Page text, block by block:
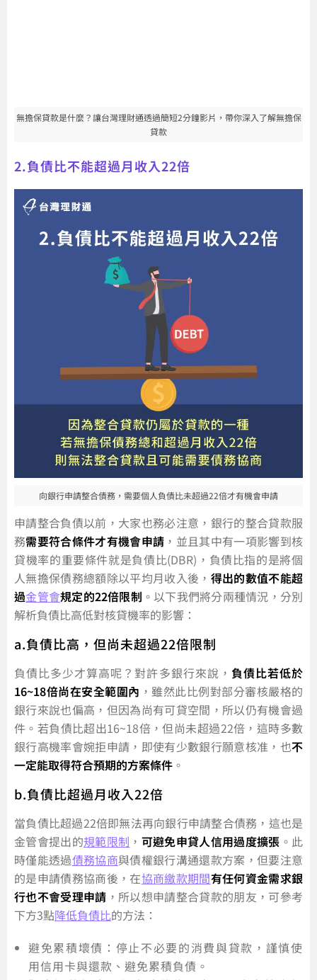
無擔保貸款是什麼？讓台灣理財通透過簡短2分鐘影片，帶你深入了解無擔保
貸款
2.負債比不能超過月收入22倍
向銀行申請整合債務，需要個人負債比未超過22倍才有機會申請
申請整合負債以前，大家也務必注意，銀行的整合貸款服
務需要符合條件才有機會申請 ，並且其中有一項影響到核
貸機率的重要條件就是負債比(DBR)，負債比指的是將個
人無擔保債務總額除以平均月收入後， 得出的數值不能超
過金管會規定的22倍限制 。以下我們將分兩種情況，分別
解析負債比高低對核貸機率的影響：
a.負債比高，但尚未超過22倍限制
負債比多少才算高呢？對許多銀行來說， 負債比若低於
16~18倍尚在安全範圍內 ，雖然此比例對部分審核嚴格的
銀行來說也偏高，但因為尚有可貸空間，所以仍有機會過
件。若負債比超出16~18倍，但尚未超過22倍，這時多數
銀行高機率會婉拒申請，即使有少數銀行願意核准，也不
一定能取得符合預期的方案條件 。
b.負債比超過月收入22倍
當負債比超過22倍即無法再向銀行申請整合債務，這也是
金管會提出的規範限制 ， 可避免申貸人信用過度擴張 。此
時僅能透過債務協商與債權銀行溝通還款方案，但要注意
的是申請債務協商後，在協商繳款期間有任何資金需求銀
行也不會受理申請 ，所以想申請整合貸款的朋友，可參考
下方3點降低負債比的方法：
避免累積壞債：停止不必要的消費與貸款，謹慎使
用信用卡與還款、避免累積負債。